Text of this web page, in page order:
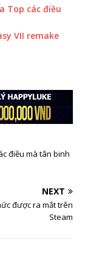
Top các điều
VII remake
điều mà tân binh
NEXT
được ra mắt trên
Steam